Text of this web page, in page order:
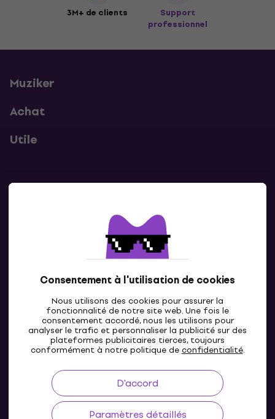
Consentement à l'utilisation de cookies
Nous utilisons des cookies pour assurer la
fonctionnalité de notre site web. Une fois le
consentement accordé, nous les utilisons pour
analyser le trafic et personnaliser la publicité sur des
plateformes publicitaires tierces, toujours
conformément à notre politique deconfidentialité.
D'accord
Paramètres détaillés
3M+ de clients
Support
professionnel
Muziker
Achat
Utile
Contacte nous
LU